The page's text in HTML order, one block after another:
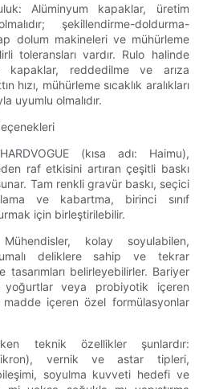
Alüminyum kapaklar, üretim
şekillendirme-doldurma-
dolum makineleri ve mühürleme
toleransları vardır. Rulo halinde
kapaklar, reddedilme ve arıza
hızı, mühürleme sıcaklık aralıkları
uyumlu olmalıdır.
(kısa adı: Haimu),
raf etkisini artıran çeşitli baskı
Tam renkli gravür baskı, seçici
ve kabartma, birinci sınıf
için birleştirilebilir.
kolay soyulabilen,
deliklere sahip ve tekrar
tasarımları belirleyebilirler. Bariyer
yoğurtlar veya probiyotik içeren
içeren özel formülasyonlar
teknik özellikler şunlardır:
vernik ve astar tipleri,
soyulma kuvveti hedefi ve